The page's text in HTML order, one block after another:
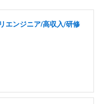
エンジニア/高収入/研修